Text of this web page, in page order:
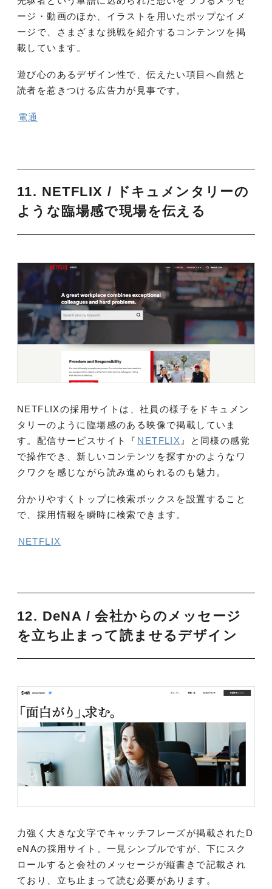
ージ・動画のほか、イラストを用いたポップなイメ
ージで、さまざまな挑戦を紹介するコンテンツを掲
載しています。
遊び心のあるデザイン性で、伝えたい項目へ自然と
読者を惹きつける広告力が見事です。
電通
11. NETFLIX / ドキュメンタリーの
ような臨場感で現場を伝える
NETFLIXの採用サイトは、社員の様子をドキュメン
タリーのように臨場感のある映像で掲載していま
す。配信サービスサイト『 NETFLIX 』と同様の感覚
で操作でき、新しいコンテンツを探すかのようなワ
クワクを感じながら読み進められるのも魅力。
分かりやすくトップに検索ボックスを設置すること
で、採用情報を瞬時に検索できます。
NETFLIX
12. DeNA / 会社からのメッセージ
を立ち止まって読ませるデザイン
力強く大きな文字でキャッチフレーズが掲載されたD
eNAの採用サイト。一見シンプルですが、下にスク
ロールすると会社のメッセージが縦書きで記載され
ており、立ち止まって読む必要があります。